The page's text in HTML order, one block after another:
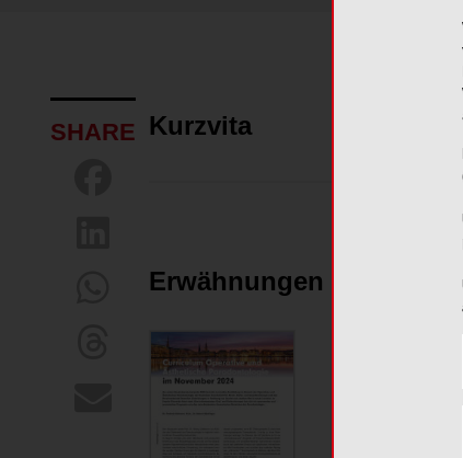
SHARE Kurzvita
Erwähnungen in